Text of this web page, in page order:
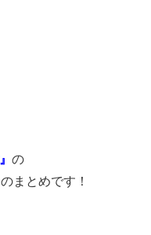
の
まとめです！